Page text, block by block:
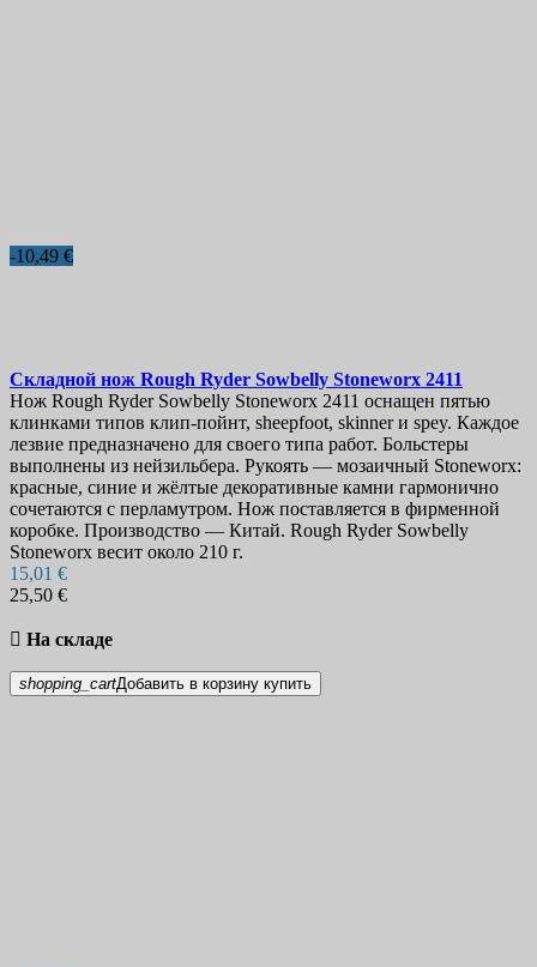
-10,49 €
Складной нож Rough Ryder Sowbelly Stoneworx 2411
Нож Rough Ryder Sowbelly Stoneworx 2411 оснащен пятью
клинками типов клип-пойнт, sheepfoot, skinner и spey. Каждое
лезвие предназначено для своего типа работ. Больстеры
выполнены из нейзильбера. Рукоять — мозаичный Stoneworx:
красные, синие и жёлтые декоративные камни гармонично
сочетаются с перламутром. Нож поставляется в фирменной
коробке. Производство — Китай. Rough Ryder Sowbelly
Stoneworx весит около 210 г.
15,01 €
25,50 €
 На складе
shopping_cartДобавить в корзину купить